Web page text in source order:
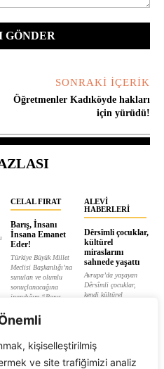
kişiselleştirilmiş
ve site trafiğimizi analiz
SONRAKI İÇERIK
Öğretmenler Kadıköyde hakları
için yürüdü!
CELAL FIRAT
Barış, İnsanı
İnsana Emanet
Eder!
Türkiye Büyük Millet
Meclisi Başkanlığı’na
sunulan ve olumlu
sonuçlanacağına
inandığım “Barış...
ALEVI
HABERLERI
Dêrsîmli çocuklar,
kültürel
miraslarını
sahnede yaşattı
Avrupa’da yaşayan
Dêrsîmli çocuklar,
kendi kültürel